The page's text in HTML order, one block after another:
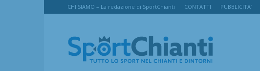
CHI SIAMO – La redazione di SportChianti CONTATTI PUBBLICITA’
SportChianti